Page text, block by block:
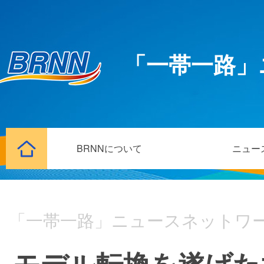
「一帯一路
BRNNについて ニュー
「一帯一路」ニュースネットワ